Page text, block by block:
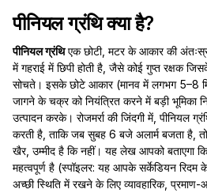
पीनियल ग्रंथि क्या है?
पीनियल ग्रंथिएक छोटी, मटर के आकार की
में गहराई में छिपी होती है, जैसे कोई गुप्त रक्षक
सोचते। इसके छोटे आकार (मानव में लगभग 5–8
जागने के चक्र को नियंत्रित करने में बड़ी भूमिका
उत्पादन करके। रोजमर्रा की जिंदगी में, पीनियल
करती है, ताकि जब सुबह 6 बजे अलार्म बजता है,
खैर, उम्मीद है कि नहीं। यह लेख आपको बताएगा
महत्वपूर्ण है (स्पॉइलर: यह आपके सर्केडियन
अच्छी स्थिति में रखने के लिए व्यावहारिक,